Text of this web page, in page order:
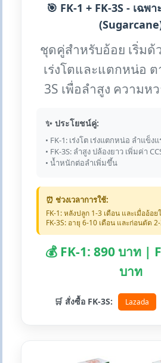
🎯 FK-1 + FK-3S - เฉพ
ชุดคู่สำหรับอ้อย เริ่มด้
เร่งโตและแตกหน่อ ต
3S เพื่อลำสูง ความหว
✨ ประโยชน์คู่:
• FK-1: เร่งโต เร่งแตกหน่อ ลำแข็งแ
• FK-3S: ลำสูง ปล้องยาว เพิ่มค่า
• น้ำหนักต่อลำเพิ่มขึ้น
⏰ ช่วงเวลาการใช้:
FK-1: หลังปลูก 1-3 เดือน และเมื่ออ้อย
FK-3S: อายุ 6-10 เดือน และก่อนตัด
💰 FK-1: 890 บาท |
บาท
🛒 สั่งซื้อ FK-3S: Lazada